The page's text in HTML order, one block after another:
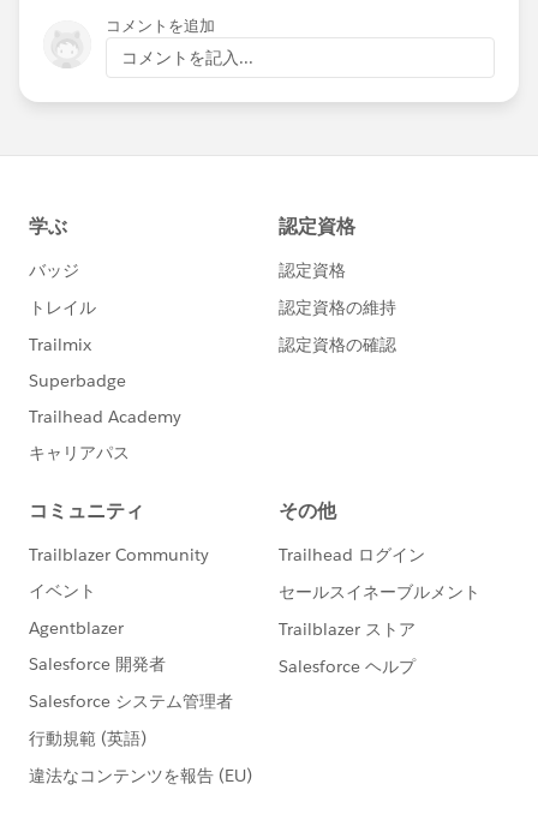
コメントを追加
コメントを記入...